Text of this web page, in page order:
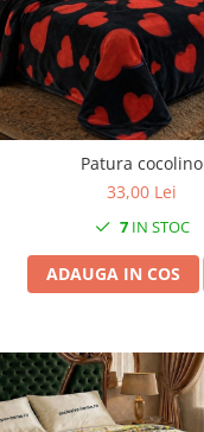
Patura cocolino
33,00 Lei
7IN STOC
ADAUGA IN COS